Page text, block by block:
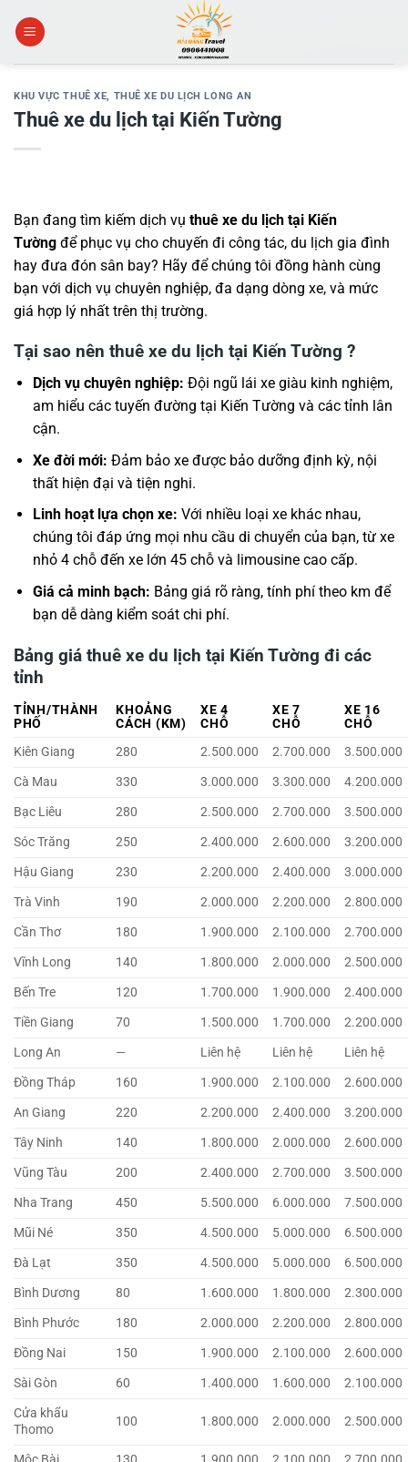
KHU VỰC THUÊ XE, THUÊ XE DU LỊCH LONG AN
Thuê xe du lịch tại Kiến Tường
Bạn đang tìm kiếm dịch vụ thuê xe du lịch tại Kiến
Tường để phục vụ cho chuyến đi công tác, du lịch gia đình
hay đưa đón sân bay? Hãy để chúng tôi đồng hành cùng
bạn với dịch vụ chuyên nghiệp, đa dạng dòng xe, và mức
giá hợp lý nhất trên thị trường.
Tại sao nên thuê xe du lịch tại Kiến Tường ?
Dịch vụ chuyên nghiệp: Đội ngũ lái xe giàu kinh nghiệm,
am hiểu các tuyến đường tại Kiến Tường và các tỉnh lân
cận.
Xe đời mới: Đảm bảo xe được bảo dưỡng định kỳ, nội
thất hiện đại và tiện nghi.
Linh hoạt lựa chọn xe: Với nhiều loại xe khác nhau,
chúng tôi đáp ứng mọi nhu cầu di chuyển của bạn, từ xe
nhỏ 4 chỗ đến xe lớn 45 chỗ và limousine cao cấp.
Giá cả minh bạch: Bảng giá rõ ràng, tính phí theo km để
bạn dễ dàng kiểm soát chi phí.
Bảng giá thuê xe du lịch tại Kiến Tường đi các
tỉnh
TỈNH/THÀNH
PHỐ
KHOẢNG
CÁCH (KM)
XE 4
CHỖ
XE 7
CHỖ
XE 16
CHỖ
Kiên Giang
280 2.500.000 2.700.000
3.500.000
Cà Mau
330 3.000.000 3.300.000
4.200.000
Bạc Liêu
280 2.500.000 2.700.000
3.500.000
Sóc Trăng
250 2.400.000 2.600.000
3.200.000
Hậu Giang
230 2.200.000 2.400.000
3.000.000
Trà Vinh
190 2.000.000 2.200.000
2.800.000
Cần Thơ
180 1.900.000 2.100.000
2.700.000
Vĩnh Long
140 1.800.000 2.000.000
2.500.000
Bến Tre
120 1.700.000 1.900.000
2.400.000
Tiền Giang
70 1.500.000 1.700.000
2.200.000
Long An
— Liên hệ Liên hệ
Liên hệ
Đồng Tháp
160 1.900.000 2.100.000
2.600.000
An Giang
220 2.200.000 2.400.000
3.200.000
Tây Ninh
140 1.800.000 2.000.000
2.600.000
Vũng Tàu
200 2.400.000 2.700.000
3.500.000
Nha Trang
450 5.500.000 6.000.000
7.500.000
Mũi Né
350 4.500.000 5.000.000
6.500.000
Đà Lạt
350 4.500.000 5.000.000
6.500.000
Bình Dương
80 1.600.000 1.800.000
2.300.000
Bình Phước
180 2.000.000 2.200.000
2.800.000
Đồng Nai
150 1.900.000 2.100.000
2.600.000
Sài Gòn
60 1.400.000 1.600.000
2.100.000
Cửa khẩu
Thomo
100 1.800.000 2.000.000 2.500.000